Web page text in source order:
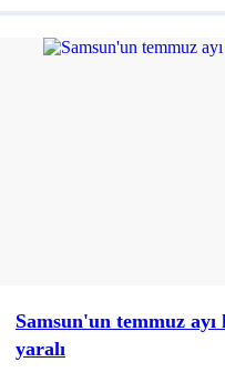
Samsun'un temmuz
yaralı